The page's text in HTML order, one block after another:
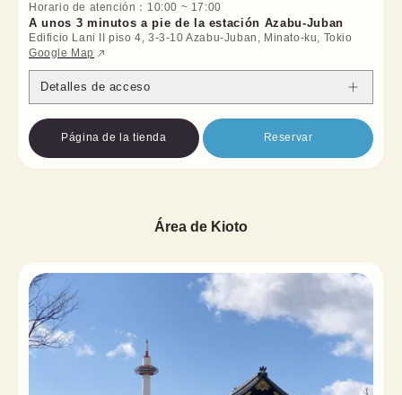
Horario de atención ： 10:00 ~ 17:00
A unos 3 minutos a pie de la estación Azabu-Juban
Edificio Lani II piso 4, 3-3-10 Azabu-Juban, Minato-ku, Tokio
Google Map
Detalles de acceso
Página de la tienda Reservar
Área de Kioto